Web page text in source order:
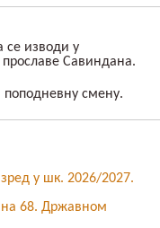
се изводи у
прославе Савиндана.
поподневну смену.
у шк. 2026/2027.
на 68. Државном